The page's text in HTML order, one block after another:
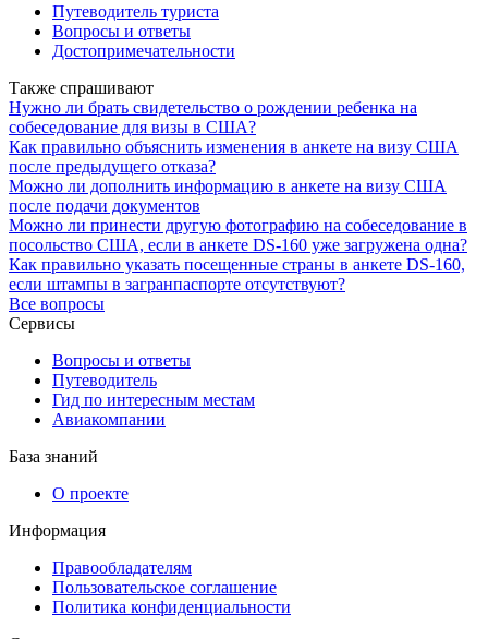
Путеводитель туриста
Вопросы и ответы
Достопримечательности
Также спрашивают
Нужно ли брать свидетельство о рождении ребенка на
собеседование для визы в США?
Как правильно объяснить изменения в анкете на визу США
после предыдущего отказа?
Можно ли дополнить информацию в анкете на визу США
после подачи документов
Можно ли принести другую фотографию на собеседование в
посольство США, если в анкете DS-160 уже загружена одна?
Как правильно указать посещенные страны в анкете DS-160,
если штампы в загранпаспорте отсутствуют?
Все вопросы
Сервисы
Вопросы и ответы
Путеводитель
Гид по интересным местам
Авиакомпании
База знаний
О проекте
Информация
Правообладателям
Пользовательское соглашение
Политика конфиденциальности